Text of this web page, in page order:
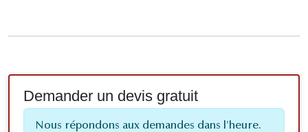
Demander un devis gratuit
Nous répondons aux demandes dans l'heure.